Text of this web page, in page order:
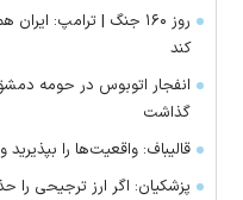
روز ۱۶۰ جنگ | ترامپ:
کند
گذاشت
قالیباف: واقعیت‌ها را
پزشکیان: اگر ارز ترجیحی